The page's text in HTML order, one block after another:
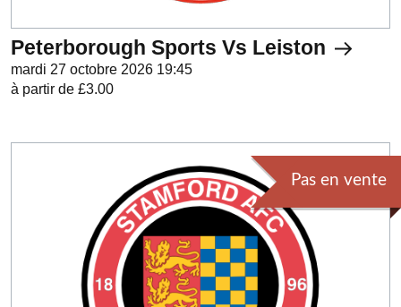
Peterborough Sports Vs Leiston
mardi 27 octobre 2026 19:45
à partir de £3.00
Pas en vente